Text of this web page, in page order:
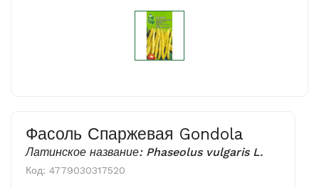
Фасоль Спаржевая Gondola
Латинское название: Phaseolus vulgaris L.
Код: 4779030317520